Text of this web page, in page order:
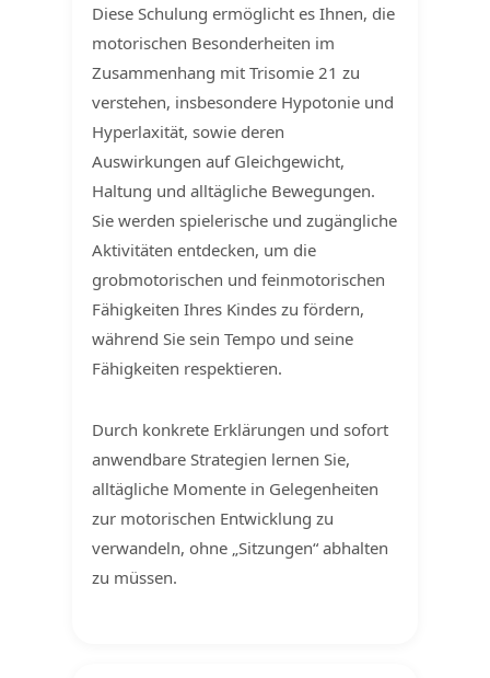
Diese Schulung ermöglicht es Ihnen, die
motorischen Besonderheiten im
Zusammenhang mit Trisomie 21 zu
verstehen, insbesondere Hypotonie und
Hyperlaxität, sowie deren
Auswirkungen auf Gleichgewicht,
Haltung und alltägliche Bewegungen.
Sie werden spielerische und zugängliche
Aktivitäten entdecken, um die
grobmotorischen und feinmotorischen
Fähigkeiten Ihres Kindes zu fördern,
während Sie sein Tempo und seine
Fähigkeiten respektieren.
Durch konkrete Erklärungen und sofort
anwendbare Strategien lernen Sie,
alltägliche Momente in Gelegenheiten
zur motorischen Entwicklung zu
verwandeln, ohne „Sitzungen“ abhalten
zu müssen.